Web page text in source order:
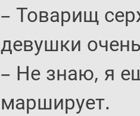
– Товарищ
девушки
– Не знаю, я
марширует.